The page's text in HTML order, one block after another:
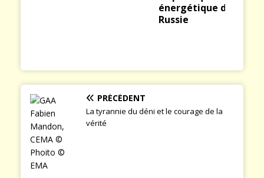
PRÉCÉDENT
La tyrannie du déni et le courage de la
vérité